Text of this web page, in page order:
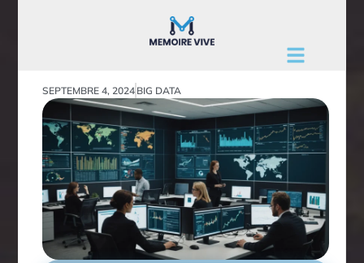
SEPTEMBRE 4, 2024 BIG DATA